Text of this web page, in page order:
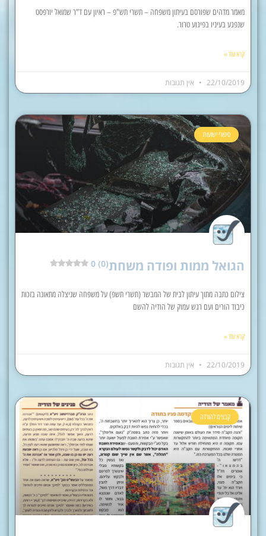
מאמר מדהים שפורסם בעיתון משפחה – תשרי תש"פ – ראיון עם ד"ר שמואל יורפסט
שנפגע בעיניו בפיגוע טרור.
קרא עוד »
22/10/2019 אין תגובות
סיפורי ישועות
הגואל ממות ופודה משחת0 (0)
צילום כתבה מתוך עיתון לבית של המבשר (תשרי תשפ) על משפחה שניצלה מתאונה בזכות
כיבוד הורים ועם רגש עמוק של הודיה להשם
קרא עוד »
22/10/2019 אין תגובות
קבצים להורדה